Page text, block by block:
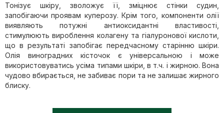
Тонізує шкіру, зволожує її, зміцнює стінки судин,
запобігаючи проявам куперозу. Крім того, компоненти олії
виявляють потужні антиоксидантні властивості,
стимулюють вироблення колагену та гіалуронової кислоти,
що в результаті запобігає передчасному старінню шкіри.
Олія виноградних кісточок є універсальною і може
використовуватись усіма типами шкіри, в т.ч. і жирною. Вона
чудово вбирається, не забиває пори та не залишає жирного
блиску.